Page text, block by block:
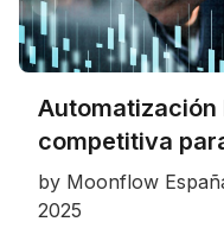
Automatización
competitiva
by Moonflow
2025